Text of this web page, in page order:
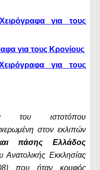
για τους
για τους Κρονίους
για τους
του ιστοτόπου
στον εκλιπών
πάσης Ελλάδος
Ανατολικής Εκκλησίας
που ήταν κρυφός